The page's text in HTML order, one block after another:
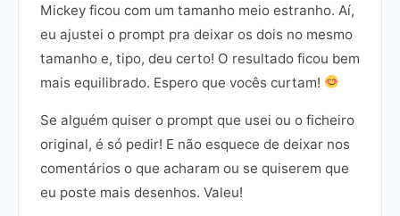
Mickey ficou com um tamanho meio estranho. Aí,
eu ajustei o prompt pra deixar os dois no mesmo
tamanho e, tipo, deu certo! O resultado ficou bem
mais equilibrado. Espero que vocês curtam!
Se alguém quiser o prompt que usei ou o ficheiro
original, é só pedir! E não esquece de deixar nos
comentários o que acharam ou se quiserem que
eu poste mais desenhos. Valeu!